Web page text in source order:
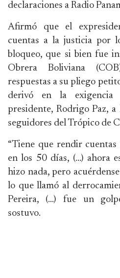
declaraciones a Radio
Afirmó que el
cuentas a la justicia por
bloqueo, que si bien fue
Obrera Boliviana
respuestas a su pliego
derivó en la
presidente, Rodrigo Paz,
seguidores del Trópico de
“Tiene que rendir
en los 50 días, (…) ahora
hizo nada, pero
lo que llamó al
Pereira, (…) fue un
sostuvo.